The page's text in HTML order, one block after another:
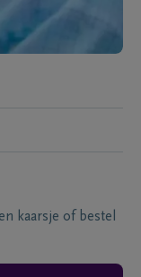
kaarsje of bestel